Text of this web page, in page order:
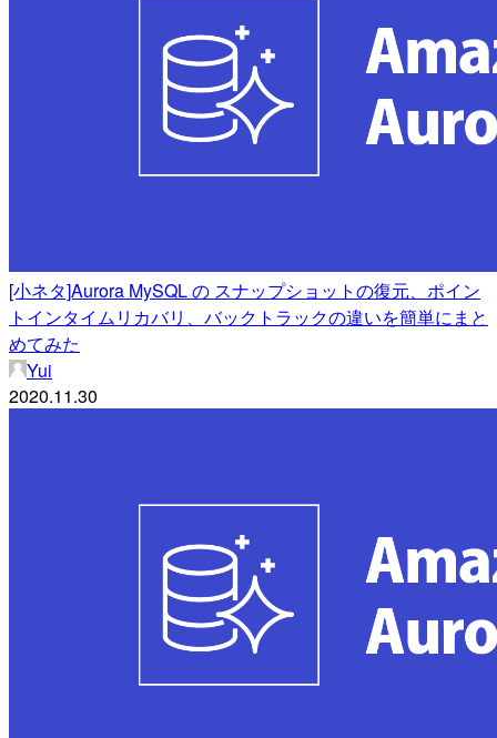
[小ネタ]Aurora MySQL の スナップショットの復元、ポイン
トインタイムリカバリ、バックトラックの違いを簡単にまと
めてみた
Yui
2020.11.30